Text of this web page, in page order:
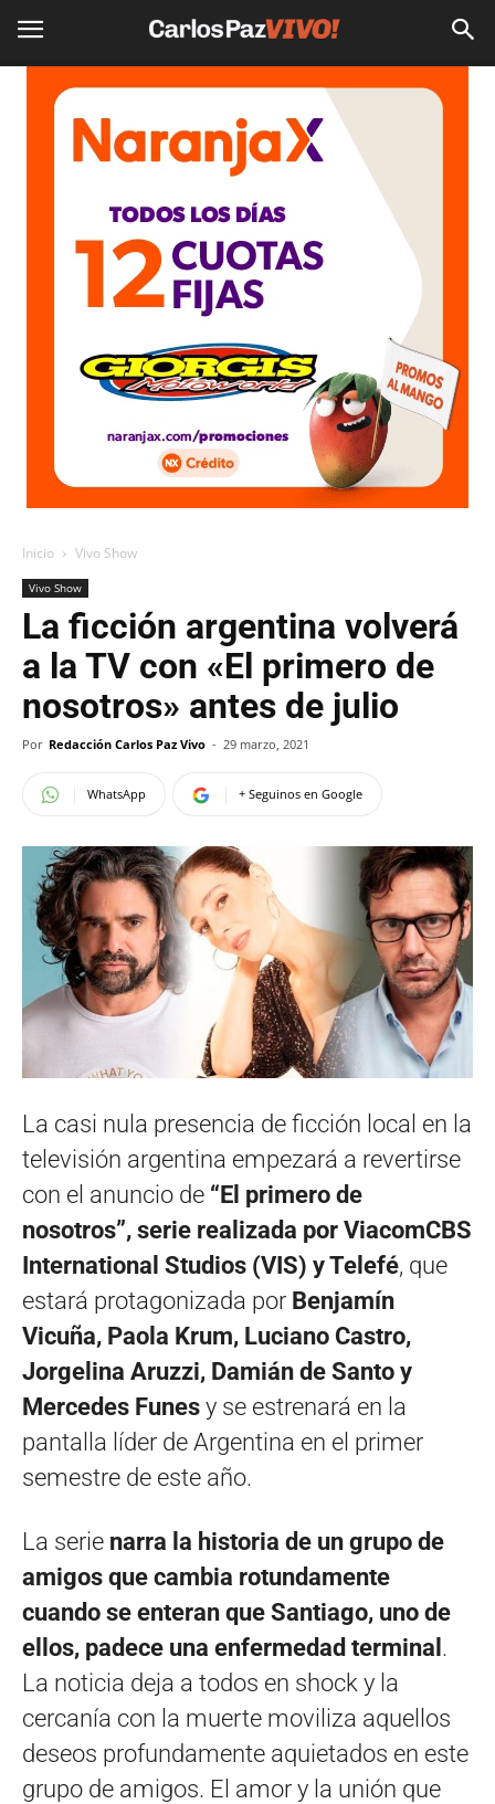
Inicio Vivo Show
Vivo Show
La ficción argentina volverá
a la TV con «El primero de
nosotros» antes de julio
Por Redacción Carlos Paz Vivo - 29 marzo, 2021
WhatsApp + Seguinos en Google
La casi nula presencia de ficción local en la
televisión argentina empezará a revertirse
con el anuncio de “El primero de
nosotros”, serie realizada por ViacomCBS
International Studios (VIS) y Telefé, que
estará protagonizada por Benjamín
Vicuña, Paola Krum, Luciano Castro,
Jorgelina Aruzzi, Damián de Santo y
Mercedes Funes y se estrenará en la
pantalla líder de Argentina en el primer
semestre de este año.
La serie narra la historia de un grupo de
amigos que cambia rotundamente
cuando se enteran que Santiago, uno de
ellos, padece una enfermedad terminal .
La noticia deja a todos en shock y la
cercanía con la muerte moviliza aquellos
deseos profundamente aquietados en este
grupo de amigos. El amor y la unión que